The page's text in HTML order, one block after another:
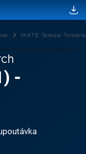
PARTIE Terezie
-